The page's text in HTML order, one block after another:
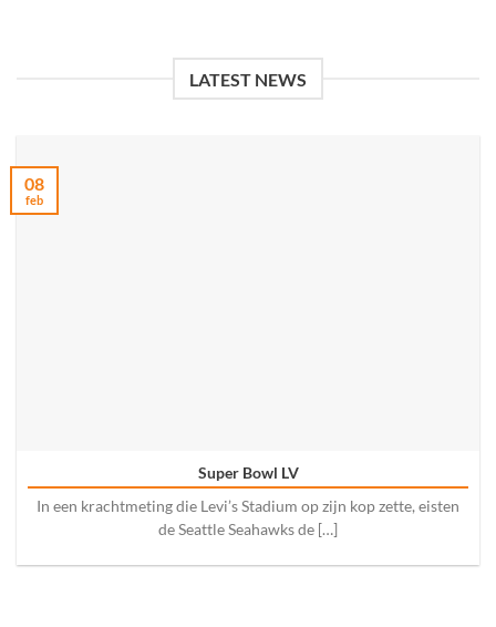
LATEST NEWS
Super Bowl LV
In een krachtmeting die Levi’s Stadium op zijn kop zette, eisten
de Seattle Seahawks de […]
08
feb